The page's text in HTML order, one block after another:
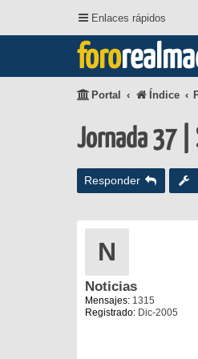
Enlaces rápidos
foro
Portal Índice
Jornada 37 |
Responder
N
Noticias
Mensajes: 1315
Registrado: Dic-2005